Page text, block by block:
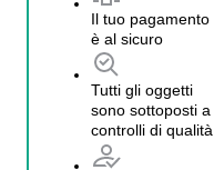
Il tuo pagamento
è al sicuro
Tutti gli oggetti
sono sottoposti a
controlli di qualità